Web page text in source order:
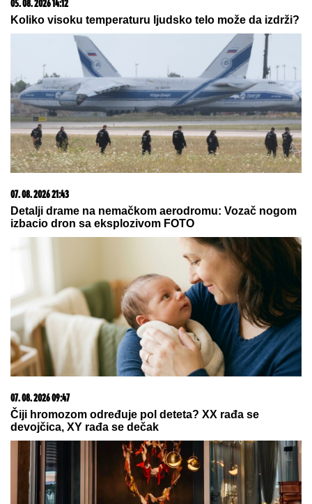
"PLAŠIM SE SMRTI"Pevačica (73) u panici nakon
smrti kolega: "Velika sam kukavica, mužu ne smem
ni da pomenem kupovinu grobnice"
"NJU TREBA LEČITI"Marija Kulić
dobila poruku, oglasila se i otrkila
sve o odnosu Miljane i Zole
Sa samo 36 kila, Vera iz Starčeva
sela je za džinovski traktor kako bi
spasla oca i dedovinu: "Prozivali su
SVINJE, a ja sam uspešnija od 60%
muškaraca"